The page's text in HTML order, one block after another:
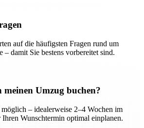
auf die häufigsten Fragen rund um
– damit Sie bestens vorbereitet sind.
Umzug buchen?
– idealerweise 2–4 Wochen im
Wunschtermin optimal einplanen.